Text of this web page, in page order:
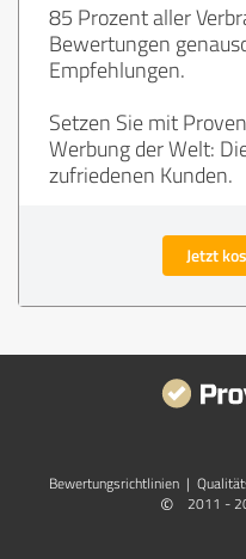
85 Prozent aller
Bewertungen
Empfehlungen.
Setzen Sie mit
Werbung der Welt:
zufriedenen Kunden.
Jetzt
Bewertungs­richtlinien |
©
2011 -